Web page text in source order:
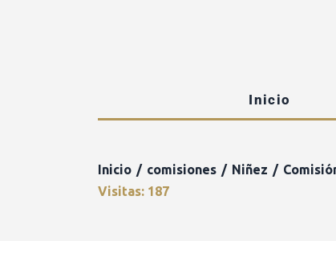
Inicio
Inicio comisiones Niñez
Visitas: 187